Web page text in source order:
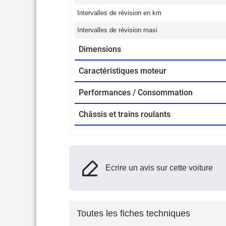
Intervalles de révision en km
Intervalles de révision maxi
Dimensions
Caractéristiques moteur
Performances / Consommation
Châssis et trains roulants
Ecrire un avis sur cette voiture
Toutes les fiches techniques